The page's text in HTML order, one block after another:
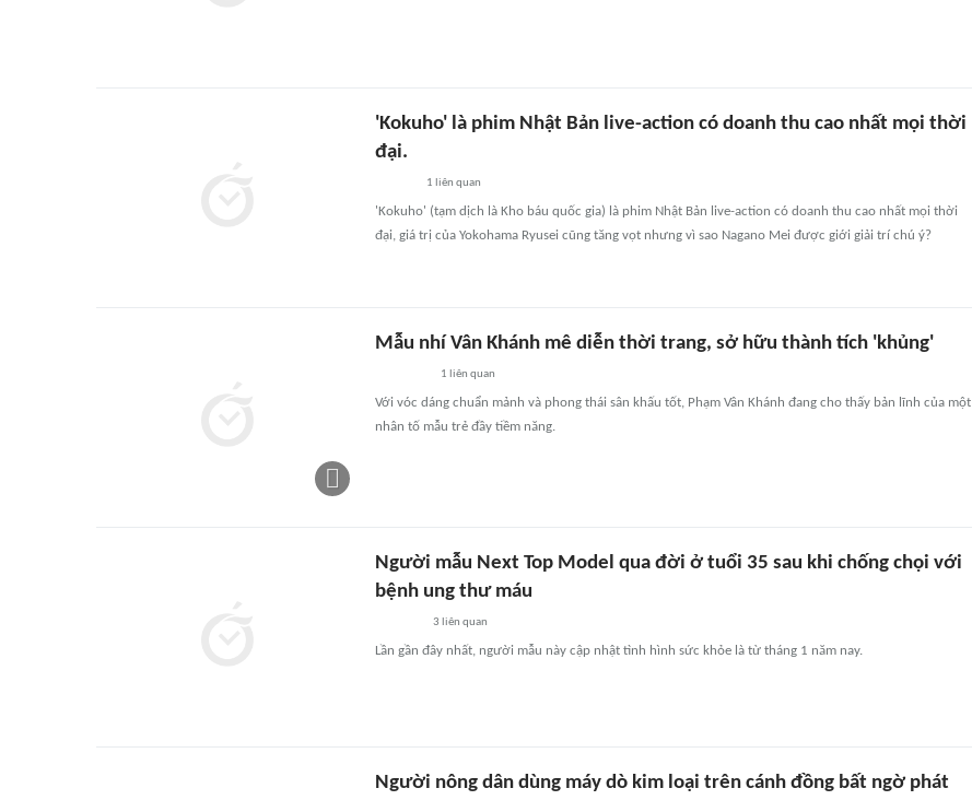
'Kokuho' là phim Nhật Bản live-action có doanh thu cao nhất mọi thời
đại.
1 liên quan
'Kokuho' (tạm dịch là Kho báu quốc gia) là phim Nhật Bản live-action có doanh thu cao nhất mọi thời
đại, giá trị của Yokohama Ryusei cũng tăng vọt nhưng vì sao Nagano Mei được giới giải trí chú ý?
Mẫu nhí Vân Khánh mê diễn thời trang, sở hữu thành tích 'khủng'
1 liên quan
Với vóc dáng chuẩn mảnh và phong thái sân khấu tốt, Phạm Vân Khánh đang cho thấy bản lĩnh của một
nhân tố mẫu trẻ đầy tiềm năng.
Người mẫu Next Top Model qua đời ở tuổi 35 sau khi chống chọi với
bệnh ung thư máu
3 liên quan
Lần gần đây nhất, người mẫu này cập nhật tình hình sức khỏe là từ tháng 1 năm nay.
Người nông dân dùng máy dò kim loại trên cánh đồng bất ngờ phát